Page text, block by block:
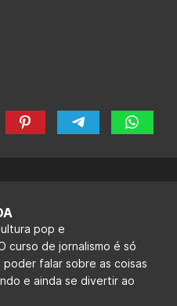
pop e
curso de jornalismo é só
poder falar sobre as coisas
e ainda se divertir ao